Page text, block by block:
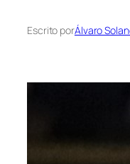
Escrito porÁlvaro